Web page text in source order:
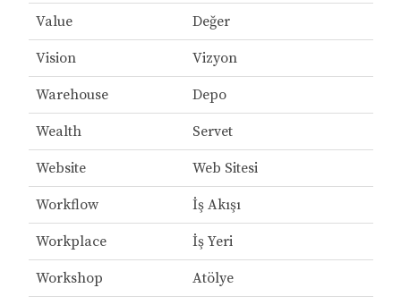
Value Değer
Vision Vizyon
Warehouse Depo
Wealth Servet
Website Web Sitesi
Workflow İş Akışı
Workplace İş Yeri
Workshop Atölye